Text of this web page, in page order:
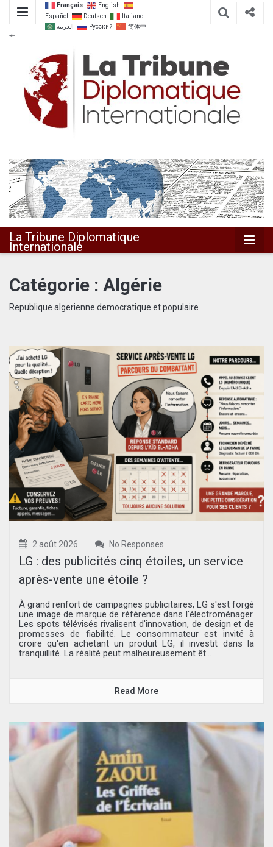
Français
English
Español
Deutsch
Italiano
العربية
Русский
简体中
文
La Tribune
Diplomatique
Internationale
La Tribune Diplomatique
Internationale
Catégorie : Algérie
Republique algerienne democratique et populaire
2 août 2026 No Responses
LG : des publicités cinq étoiles, un service
après-vente une étoile ?
À grand renfort de campagnes publicitaires, LG s'est forgé
une image de marque de référence dans l'électroménager.
Les spots télévisés rivalisent d'innovation, de design et de
promesses de fiabilité. Le consommateur est invité à
croire qu'en achetant un produit LG, il investit dans la
tranquillité. La réalité peut malheureusement êt...
Read More